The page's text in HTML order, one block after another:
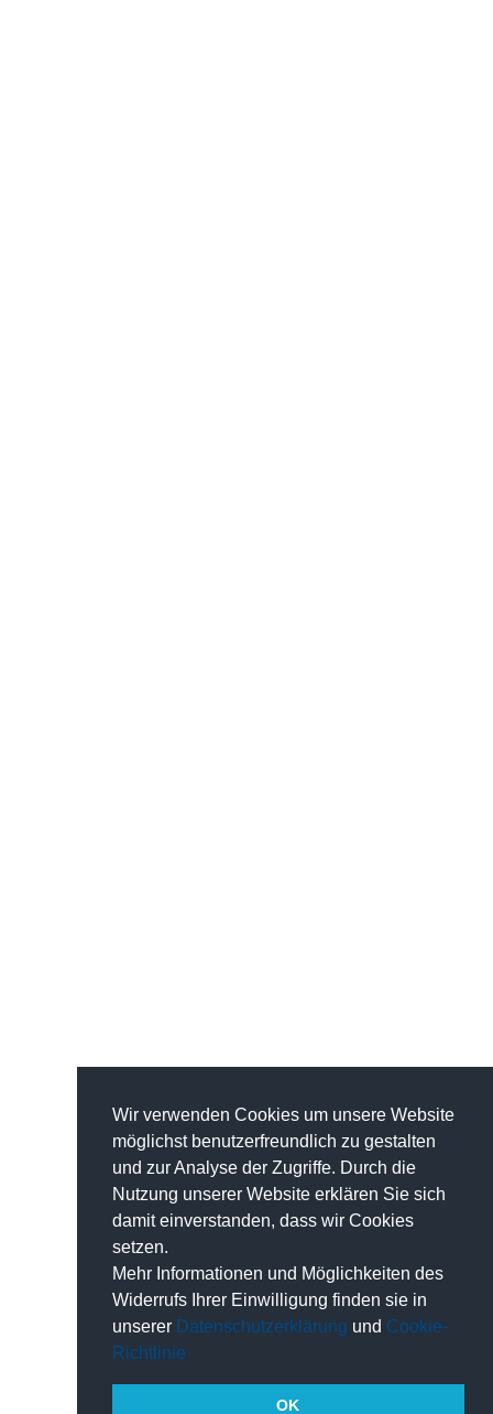
Wir verwenden Cookies um unsere Website
möglichst benutzerfreundlich zu gestalten
und zur Analyse der Zugriffe. Durch die
Nutzung unserer Website erklären Sie sich
damit einverstanden, dass wir Cookies
setzen.
Mehr Informationen und Möglichkeiten des
Widerrufs Ihrer Einwilligung finden sie in
unserer Datenschutzerklärung und Cookie-
Richtlinie
OK